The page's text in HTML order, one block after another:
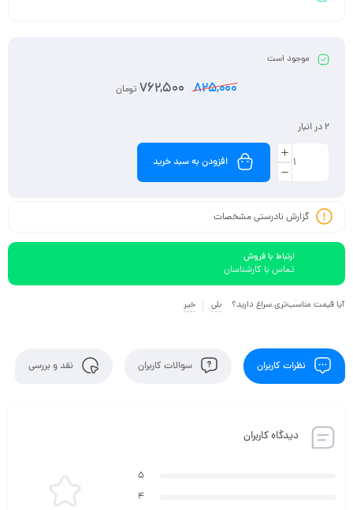
موجود است
825,000
762,500 تومان
2 در انبار
افزودن به سبد خرید
گزارش نادرستی مشخصات
ارتباط با فروش
تماس با کارشناسان
آیا قیمت مناسب‌تری سراغ دارید؟ بلی خیر
نظرات کاربران سوالات کاربران نقد و بررسی
دیدگاه کاربران
5
4